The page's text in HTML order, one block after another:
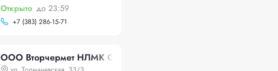
Открыто до 23:59
+7 (383) 286-15-71
ООО Вторчермет НЛМК Сибирь